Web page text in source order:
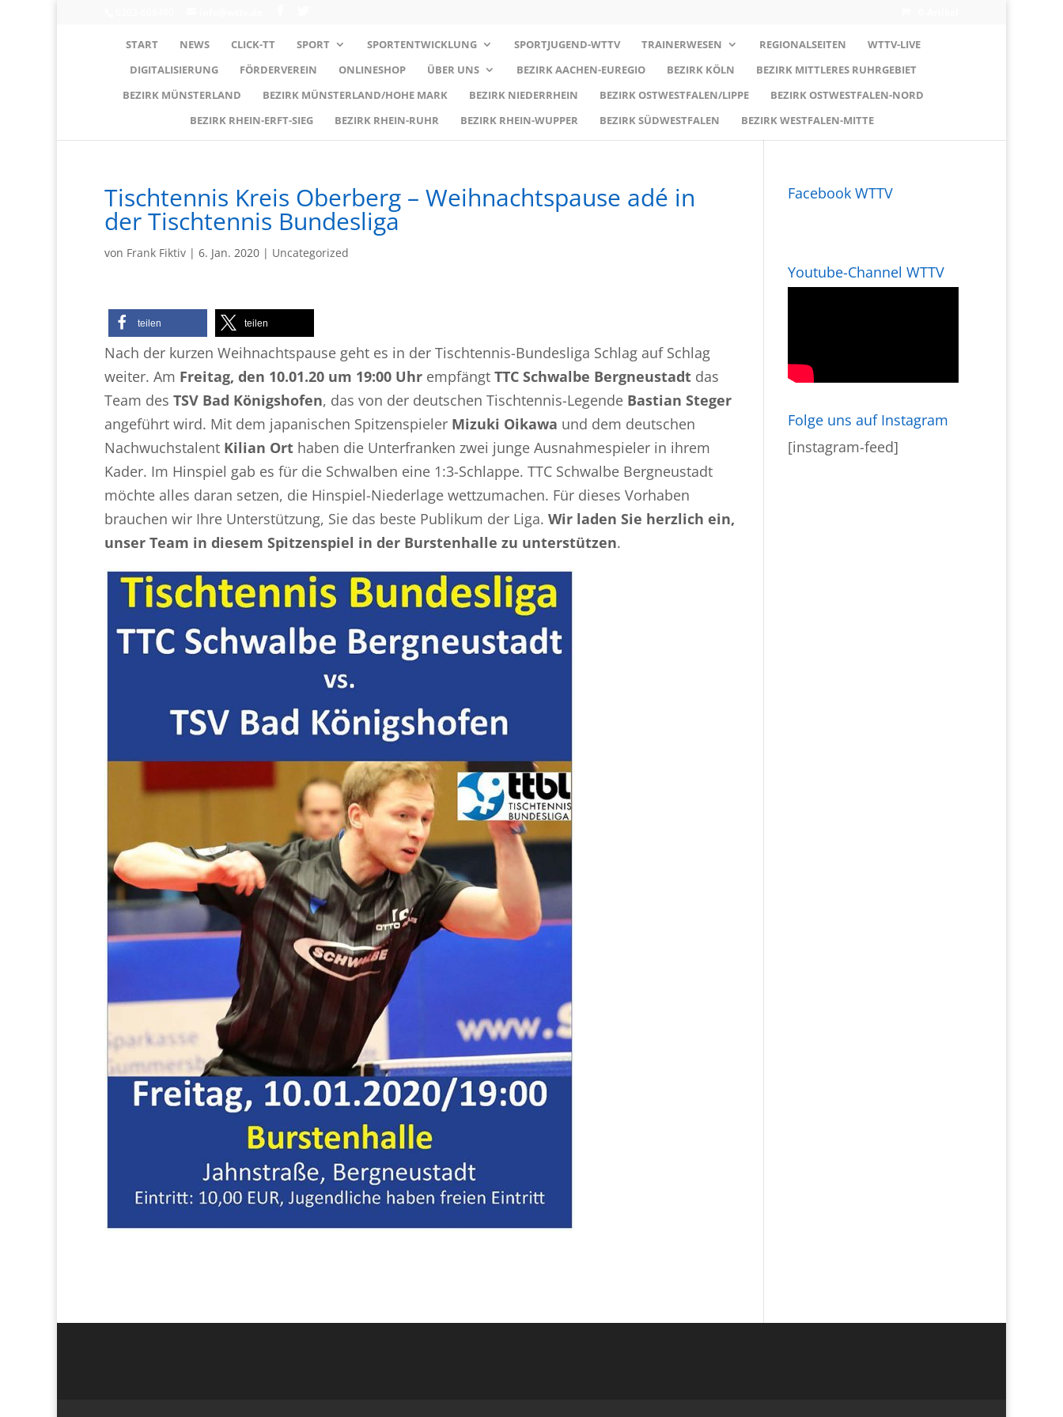
START NEWS CLICK-TT SPORT SPORTENTWICKLUNG SPORTJUGEND-WTTV TRAINERWESEN REGIONALSEITEN
WTTV-LIVE
DIGITALISIERUNG
FÖRDERVEREIN ONLINESHOP ÜBER UNS BEZIRK AACHEN-EUREGIO BEZIRK KÖLN
BEZIRK MITTLERES RUHRGEBIET
BEZIRK MÜNSTERLAND
BEZIRK MÜNSTERLAND/HOHE MARK BEZIRK NIEDERRHEIN BEZIRK OSTWESTFALEN/LIPPE
BEZIRK OSTWESTFALEN-NORD
BEZIRK RHEIN-ERFT-SIEG
BEZIRK RHEIN-RUHR BEZIRK RHEIN-WUPPER BEZIRK SÜDWESTFALEN BEZIRK WESTFALEN-MITTE
Tischtennis Kreis Oberberg – Weihnachtspause adé in
der Tischtennis Bundesliga
von Frank Fiktiv | 6. Jan. 2020 | Uncategorized
teilen teilen
Nach der kurzen Weihnachtspause geht es in der Tischtennis-Bundesliga Schlag auf Schlag
weiter. Am Freitag, den 10.01.20 um 19:00 Uhr empfängt TTC Schwalbe Bergneustadt das
Team des TSV Bad Königshofen, das von der deutschen Tischtennis-Legende Bastian Steger
angeführt wird. Mit dem japanischen Spitzenspieler Mizuki Oikawa und dem deutschen
Nachwuchstalent Kilian Ort haben die Unterfranken zwei junge Ausnahmespieler in ihrem
Kader. Im Hinspiel gab es für die Schwalben eine 1:3-Schlappe. TTC Schwalbe Bergneustadt
möchte alles daran setzen, die Hinspiel-Niederlage wettzumachen. Für dieses Vorhaben
brauchen wir Ihre Unterstützung, Sie das beste Publikum der Liga. Wir laden Sie herzlich ein,
unser Team in diesem Spitzenspiel in der Burstenhalle zu unterstützen.
Facebook WTTV
Youtube-Channel WTTV
Folge uns auf Instagram
[instagram-feed]